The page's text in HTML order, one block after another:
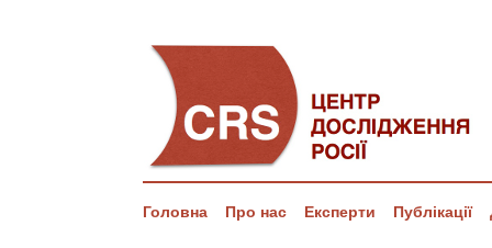
Головна Про нас Експерти Публікації